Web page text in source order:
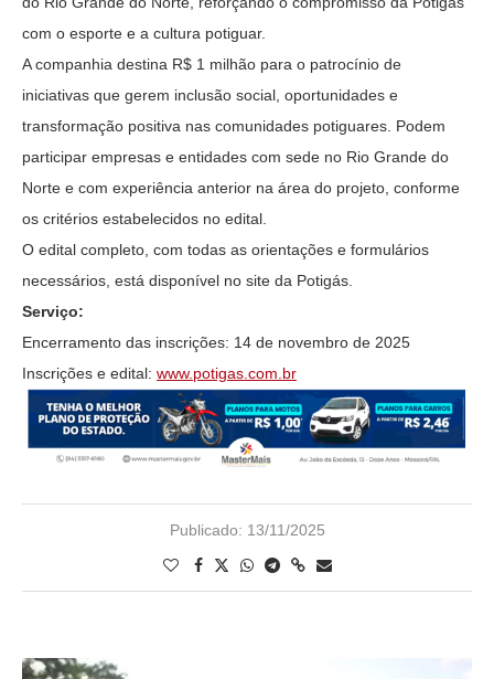
com o esporte e a cultura potiguar.
A companhia destina R$ 1 milhão para o patrocínio de
iniciativas que gerem inclusão social, oportunidades e
transformação positiva nas comunidades potiguares. Podem
participar empresas e entidades com sede no Rio Grande do
Norte e com experiência anterior na área do projeto, conforme
os critérios estabelecidos no edital.
O edital completo, com todas as orientações e formulários
necessários, está disponível no site da Potigás.
Serviço:
Encerramento das inscrições: 14 de novembro de 2025
Inscrições e edital: www.potigas.com.br
Publicado: 13/11/2025